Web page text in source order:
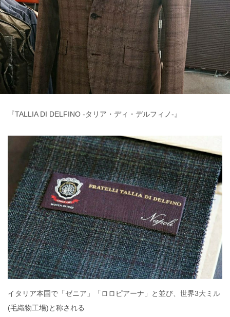
『TALLIA DI DELFINO -タリア・ディ・デルフィノ-』
イタリア本国で「ゼニア」「ロロピアーナ」と並び、世界3大ミル
(毛織物工場)と称される